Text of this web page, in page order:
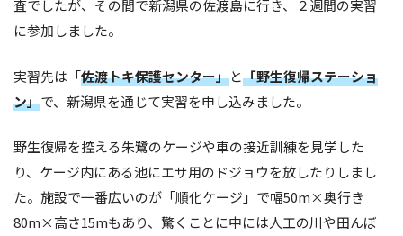
査でしたが、その間で新潟県の佐渡島に行き、２週間の実習
に参加しました。
実習先は「佐渡トキ保護センター」と「野生復帰ステーショ
ン」で、新潟県を通じて実習を申し込みました。
野生復帰を控える朱鷺のケージや車の接近訓練を見学した
り、ケージ内にある池にエサ用のドジョウを放したりしまし
た。施設で一番広いのが「順化ケージ」で幅50m×奥行き
80m×高さ15mもあり、驚くことに中には人工の川や田んぼ